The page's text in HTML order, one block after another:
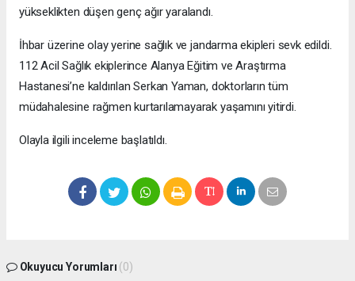
yükseklikten düşen genç ağır yaralandı.
İhbar üzerine olay yerine sağlık ve jandarma ekipleri sevk edildi.
112 Acil Sağlık ekiplerince Alanya Eğitim ve Araştırma
Hastanesi’ne kaldırılan Serkan Yaman, doktorların tüm
müdahalesine rağmen kurtarılamayarak yaşamını yitirdi.
Olayla ilgili inceleme başlatıldı.
Okuyucu Yorumları (0)